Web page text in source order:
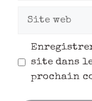
Enregistrer
site dans
prochain